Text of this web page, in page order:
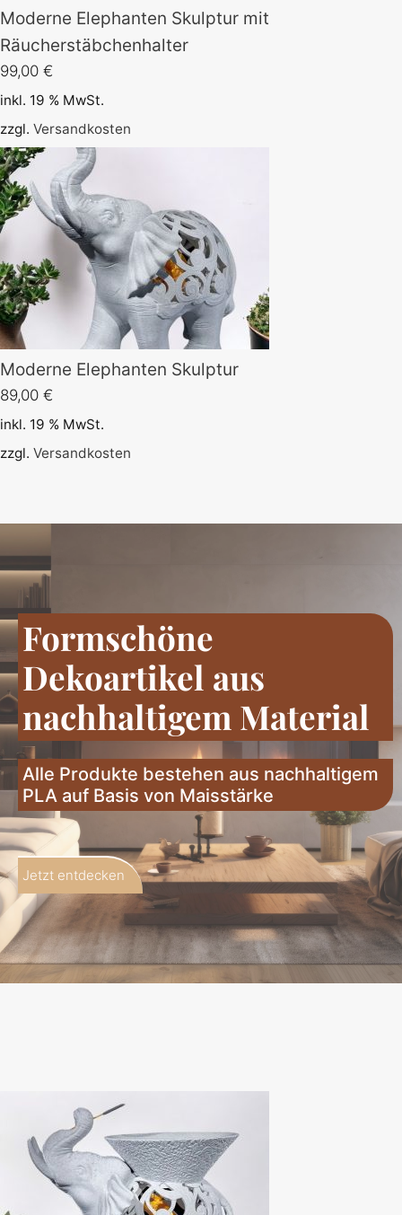
Moderne Elephanten Skulptur mit
Räucherstäbchenhalter
99,00 €
inkl. 19 % MwSt.
zzgl. Versandkosten
Moderne Elephanten Skulptur
89,00 €
inkl. 19 % MwSt.
zzgl. Versandkosten
Formschöne
Dekoartikel aus
nachhaltigem Material
Alle Produkte bestehen aus nachhaltigem
PLA auf Basis von Maisstärke
Jetzt entdecken